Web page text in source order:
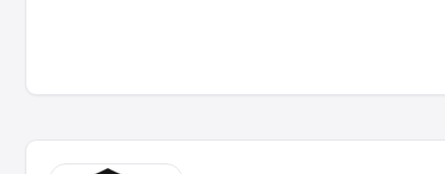
Betriebselektroniker (m/w/d)